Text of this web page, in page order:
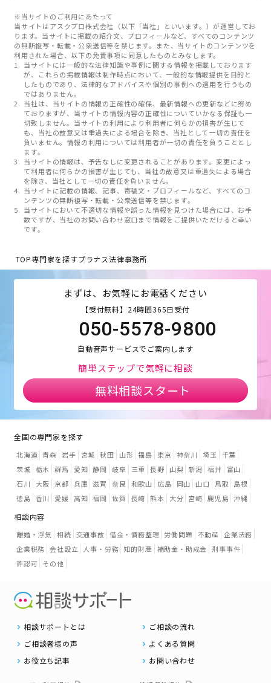
※当サイトのご利用にあたって
当サイトはアスクプロ株式会社（以下「当社」といいます。）が運営してお
ります。当サイトに掲載の紹介文、プロフィールなど、すべてのコンテンツ
の無断複写・転載・公衆送信等を禁じます。また、当サイトのコンテンツを
利用された場合、以下の免責事項に同意したものとみなします。
当サイトには一般的な法律知識や事例に関する情報を掲載しております
が、これらの掲載情報は制作時点において、一般的な情報提供を目的と
したものであり、法律的なアドバイスや個別の事例への適用を行うもの
ではありません。
当社は、当サイトの情報の正確性の確保、最新情報への更新などに努め
ておりますが、当サイトの情報内容の正確性についていかなる保証も一
切致しません。当サイトの利用により利用者に何らかの損害が生じて
も、当社の故意又は重過失による場合を除き、当社として一切の責任を
負いません。情報の利用については利用者が一切の責任を負うこととし
ます。
当サイトの情報は、予告なしに変更されることがあります。変更によっ
て利用者に何らかの損害が生じても、当社の故意又は重過失による場合
を除き、当社として一切の責任を負いません。
当サイトに記載の情報、記事、寄稿文・プロフィールなど、すべてのコ
ンテンツの無断複写・転載・公衆送信等を禁じます。
当サイトにおいて不適切な情報や誤った情報を見つけた場合には、お手
数ですが、当社のお問い合わせ窓口まで情報をご提供いただけると幸い
です。
TOP専門家を探すプラナス法律事務所
まずは、お気軽にお電話ください
【受付無料】24時間365日受付
050-5578-9800
自動音声サービスでご案内します
簡単ステップで気軽に相談
無料相談スタート
全国の専門家を探す
北海道 青森 岩手 宮城 秋田 山形 福島 東京 神奈川 埼玉
千葉
茨城 栃木 群馬 愛知 静岡 岐阜 三重 長野 山梨 新潟 福井
富山
石川
大阪 京都 兵庫 滋賀 奈良 和歌山 広島 岡山 山口 鳥取
島根
徳島 香川 愛媛 高知 福岡 佐賀 長崎 熊本 大分 宮崎 鹿児島 沖縄
相談内容
離婚・浮気 相続 交通事故 借金・債務整理 労働問題 不動産 企業法務
企業税務 会社設立 人事・労務 知的財産 補助金・助成金 刑事事件
許認可 その他
相談サポートとは
ご相談の流れ
ご相談者様の声
よくある質問
お役立ち記事
お問い合わせ